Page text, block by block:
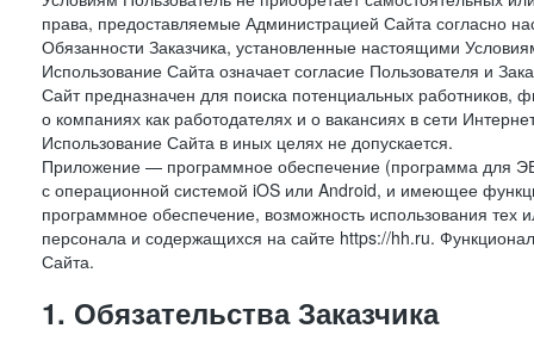
права, предоставляемые Администрацией Сайта согласно
Обязанности Заказчика, установленные настоящими
Использование Сайта означает согласие Пользователя и
Сайт предназначен для поиска потенциальных
о компаниях как работодателях и о вакансиях в сети
Использование Сайта в иных целях не допускается.
Приложение — программное обеспечение (программа для
с операционной системой iOS или Android, и имеющее
программное обеспечение, возможность использования
персонала и содержащихся на сайте https://hh.ru.
Сайта.
1. Обязательства Заказчика